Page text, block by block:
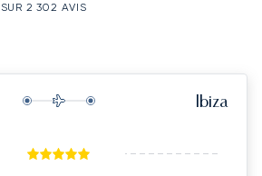
SUR 2 302 AVIS
Ibiza